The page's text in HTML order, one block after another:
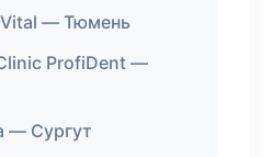
Vital — Тюмень
ProfiDent —
— Сургут